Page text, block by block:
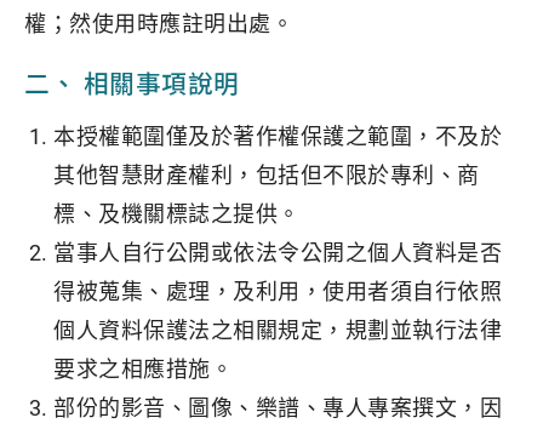
權；然使用時應註明出處。
二、 相關事項說明
本授權範圍僅及於著作權保護之範圍，不及於
其他智慧財產權利，包括但不限於專利、商
標、及機關標誌之提供。
當事人自行公開或依法令公開之個人資料是否
得被蒐集、處理，及利用，使用者須自行依照
個人資料保護法之相關規定，規劃並執行法律
要求之相應措施。
部份的影音、圖像、樂譜、專人專案撰文，因